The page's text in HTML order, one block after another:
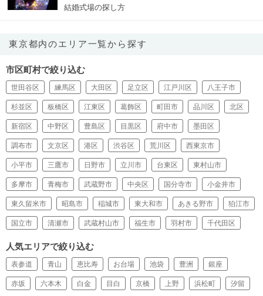
結婚式場の探し方
東京都内のエリア一覧から探す
市区町村で絞り込む
世田谷区 練馬区 大田区 足立区 江戸川区 八王子市
杉並区 板橋区 江東区 葛飾区 町田市 品川区 北区
新宿区 中野区 豊島区 目黒区 府中市 墨田区
調布市 文京区 港区 渋谷区 荒川区 西東京市
小平市 三鷹市 日野市 立川市 台東区 東村山市
多摩市 青梅市 武蔵野市 中央区 国分寺市 小金井市
東久留米市 昭島市 稲城市 東大和市 あきる野市 狛江市
国立市 清瀬市 武蔵村山市 福生市 羽村市 千代田区
人気エリアで絞り込む
表参道 青山 恵比寿 お台場 池袋 豊洲 銀座
赤坂 六本木 白金 目白 京橋 上野 浜松町 汐留